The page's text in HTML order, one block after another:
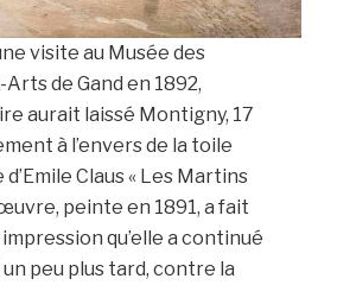
visite au Musée des
Arts de Gand en 1892,
aurait laissé Montigny, 17
à l’envers de la toile
Claus « Les Martins
peinte en 1891, a fait
qu’elle a continué
peu plus tard, contre la